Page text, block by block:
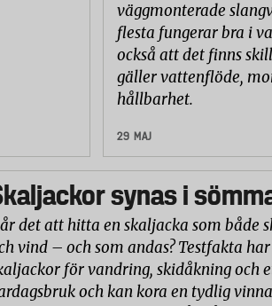
väggmonterade
flesta fungerar bra i
också att det finns
gäller vattenflöde,
hållbarhet.
29 MAJ
synas i
det att hitta en skaljacka som både
vind – och som andas? Testfakta
för vandring, skidåkning och
och kan kora en tydlig